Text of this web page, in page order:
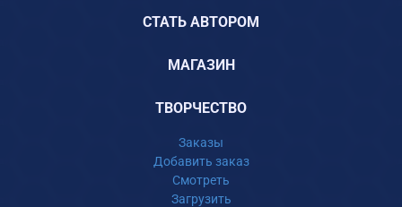
СТАТЬ АВТОРОМ
МАГАЗИН
ТВОРЧЕСТВО
Заказы
Добавить заказ
Смотреть
Загрузить